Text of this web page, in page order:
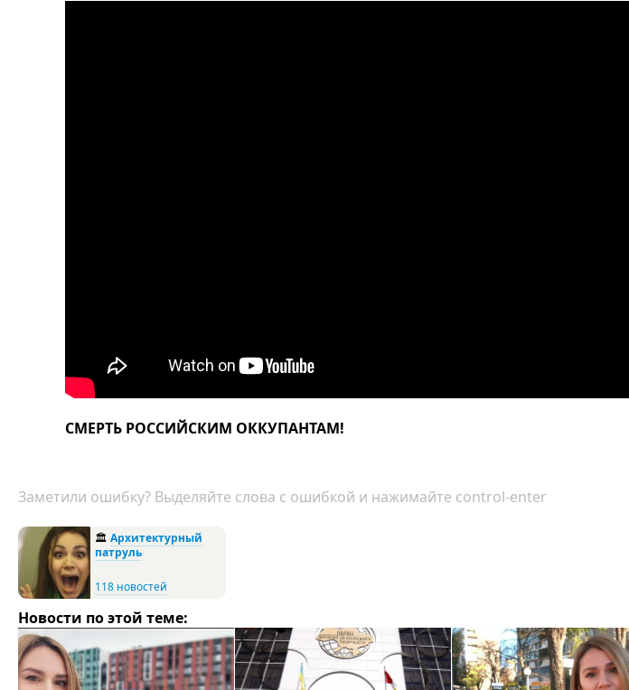
СМЕРТЬ РОССИЙСКИМ ОККУПАНТАМ!
Заметили ошибку? Выделяйте слова с ошибкой и нажимайте control-enter
🏛 Архитектурный
патруль
118 новостей
Новости по этой теме: